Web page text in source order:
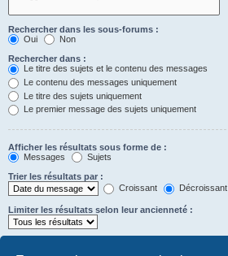
Rechercher dans les sous-forums :
Oui
Non
Rechercher dans :
Le titre des sujets et le contenu des messages
Le contenu des messages uniquement
Le titre des sujets uniquement
Le premier message des sujets uniquement
Afficher les résultats sous forme de :
Messages
Sujets
Trier les résultats par :
Croissant
Décroissant
Limiter les résultats selon leur ancienneté :